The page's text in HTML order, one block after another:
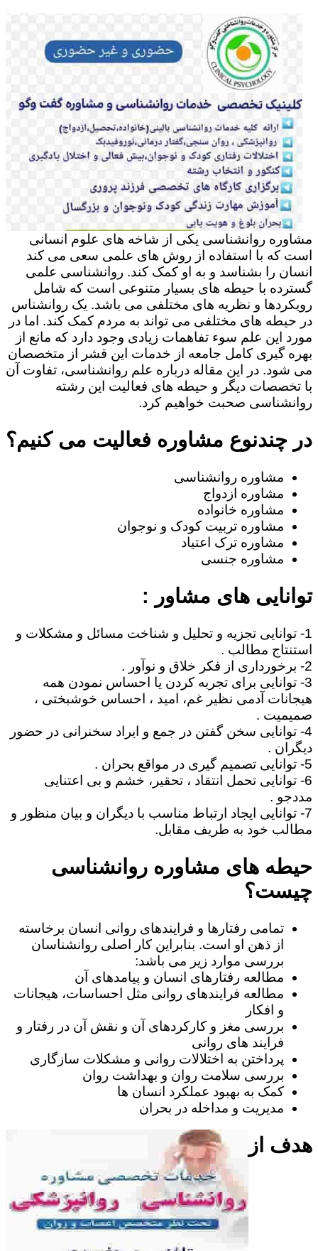
مشاوره روانشناسی یکی از شاخه های علوم انسانی
است که با استفاده از روش های علمی سعی می کند
انسان را بشناسد و به او کمک کند. روانشناسی علمی
گسترده با حیطه های بسیار متنوعی است که شامل
رویکردها و نظریه های مختلفی می باشد. یک روانشناس
در حیطه های مختلفی می تواند به مردم کمک کند. اما در
مورد این علم سوء تفاهمات زیادی وجود دارد که مانع از
بهره گیری کامل جامعه از خدمات این قشر از متخصصان
می شود. در این مقاله درباره علم روانشناسی، تفاوت آن
با تخصصات دیگر و حیطه های فعالیت این رشته
روانشناسی صحبت خواهیم کرد.
در چندنوع مشاوره فعالیت می کنیم؟
مشاوره روانشناسی
مشاوره ازدواج
مشاوره خانواده
مشاوره تربیت کودک و نوجوان
مشاوره ترک اعتیاد
مشاوره جنسی
توانایی های مشاور :
1- توانایی تجزیه و تحلیل و شناخت مسائل و مشکلات و
استنتاج مطالب .
2- برخورداری از فکر خلاق و نوآور .
3- توانایی برای تجربه کردن یا احساس نمودن همه
هیجانات آدمی نظیر غم، امید ، احساس خوشبختی ،
صمیمیت .
4- توانایی سخن گفتن در جمع و ایراد سخنرانی در حضور
دیگران .
5- توانایی تصمیم گیری در مواقع بحران .
6- توانایی تحمل انتقاد ، تحقیر، خشم و بی اعتنایی
مددجو .
7- توانایی ایجاد ارتباط مناسب با دیگران و بیان منظور و
مطالب خود به طریف مقابل.
حیطه های مشاوره روانشناسی
چیست؟
تمامی رفتارها و فرایندهای روانی انسان برخاسته
از ذهن او است. بنابراین کار اصلی روانشناسان
بررسی موارد زیر می باشد:
مطالعه رفتارهای انسان و پیامدهای آن
مطالعه فرایندهای روانی مثل احساسات، هیجانات
و افکار
بررسی مغز و کارکردهای آن و نقش آن در رفتار و
فرایند های روانی
پرداختن به اختلالات روانی و مشکلات سازگاری
بررسی سلامت روان و بهداشت روان
کمک به بهبود عملکرد انسان ها
مدیریت و مداخله در بحران
هدف از